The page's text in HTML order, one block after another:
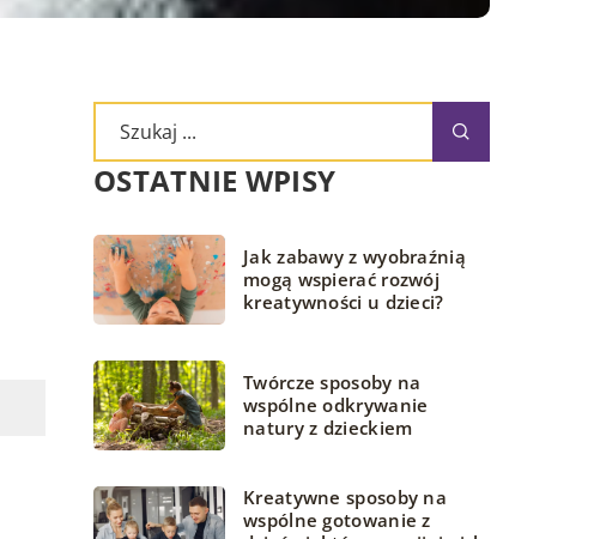
OSTATNIE WPISY
Jak zabawy z wyobraźnią
mogą wspierać rozwój
kreatywności u dzieci?
Twórcze sposoby na
wspólne odkrywanie
natury z dzieckiem
Kreatywne sposoby na
wspólne gotowanie z